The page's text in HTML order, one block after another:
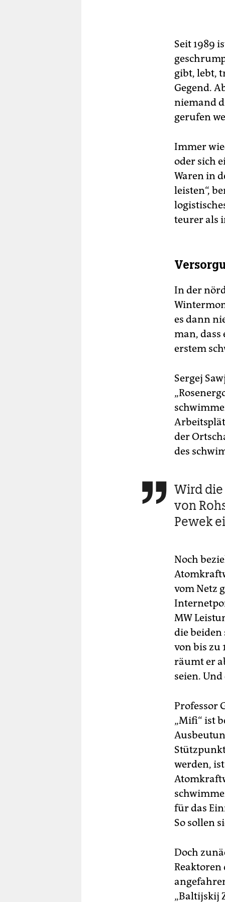
Seit 1989
gibt, lebt,
Gegend.
niemand
gerufen
Immer
oder sich
Waren in
leisten“,
teurer als
In der
es dann
man, dass
erstem
Sergej
der
des
 Wird
von
Pewek
Noch
vom Netz
MW
die beiden
von bis zu
räumt er
seien.
Professor
„Mifi“ ist
werden,
für das
So sollen
Doch
Reaktoren
„Baltijskij